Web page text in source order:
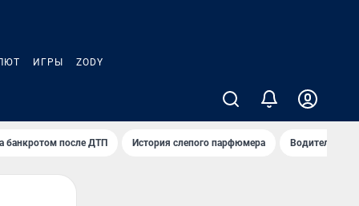
ИГРЫ ZODY
банкротом после ДТП История слепого парфюмера Водители